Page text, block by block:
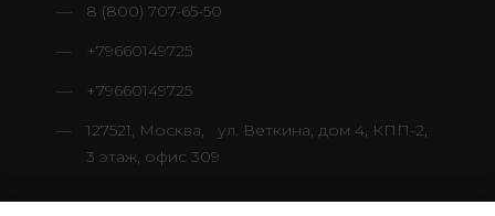
8 (800) 707-65-50
+79660149725
+79660149725
127521, Москва, ул. Веткина, дом 4, КПП-2,
3 этаж, офис 309